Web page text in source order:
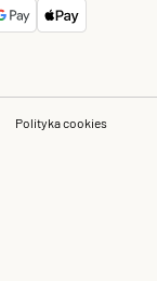
Polityka cookies